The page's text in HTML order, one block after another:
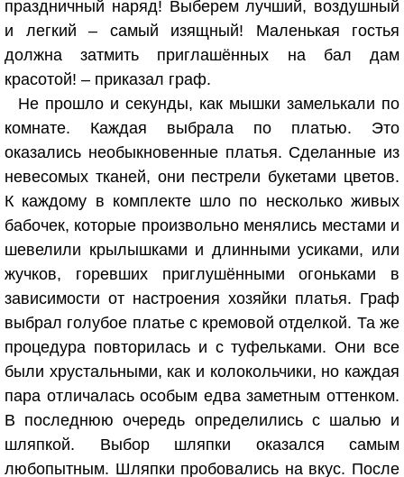
праздничный наряд! Выберем лучший, воздушный
и легкий – самый изящный! Маленькая гостья
должна затмить приглашённых на бал дам
красотой! – приказал граф.
Не прошло и секунды, как мышки замелькали по
комнате. Каждая выбрала по платью. Это
оказались необыкновенные платья. Сделанные из
невесомых тканей, они пестрели букетами цветов.
К каждому в комплекте шло по несколько живых
бабочек, которые произвольно менялись местами и
шевелили крылышками и длинными усиками, или
жучков, горевших приглушёнными огоньками в
зависимости от настроения хозяйки платья. Граф
выбрал голубое платье с кремовой отделкой. Та же
процедура повторилась и с туфельками. Они все
были хрустальными, как и колокольчики, но каждая
пара отличалась особым едва заметным оттенком.
В последнюю очередь определились с шалью и
шляпкой. Выбор шляпки оказался самым
любопытным. Шляпки пробовались на вкус. После